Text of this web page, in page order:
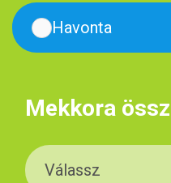
Havonta
Mekkora
Válassz